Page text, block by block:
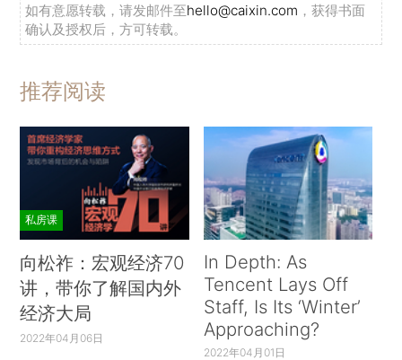
如有意愿转载，请发邮件至hello@caixin.com ，获得书面
确认及授权后，方可转载。
推荐阅读
私房课
向松祚：宏观经济70
讲，带你了解国内外
经济大局
2022年04月06日
In Depth: As
Tencent Lays Off
Staff, Is Its ‘Winter’
Approaching?
2022年04月01日